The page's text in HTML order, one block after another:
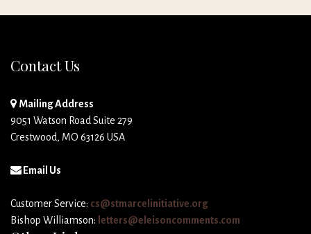
Contact Us
Mailing Address
9051 Watson Road Suite 279
Crestwood, MO 63126 USA
Email Us
Customer Service: cs@stmarcelinitiative.org
Bishop Williamson: letters@eleisoncomments.com